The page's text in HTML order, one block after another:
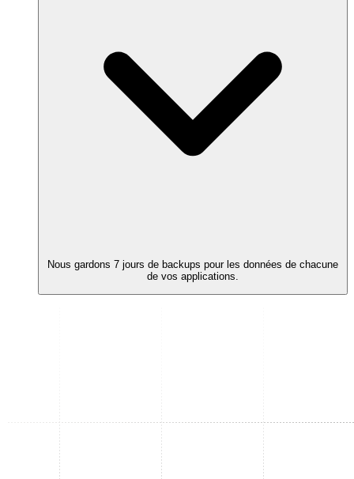
Nous gardons 7 jours de backups pour les données de chacune
de vos applications.